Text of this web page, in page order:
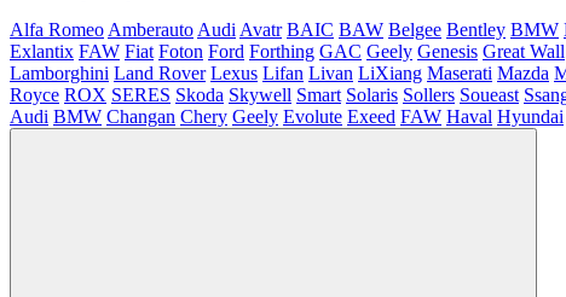
Alfa Romeo Amberauto Audi Avatr BAIC BAW Belgee Bentley BMW
Exlantix FAW Fiat Foton Ford Forthing GAC Geely Genesis Great Wall
Lamborghini Land Rover Lexus Lifan Livan LiXiang Maserati Mazda
Royce ROX SERES Skoda Skywell Smart Solaris Sollers Soueast
Audi BMW Changan Chery Geely Evolute Exeed FAW Haval Hyundai